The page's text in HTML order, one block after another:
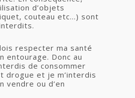
d’objets
couteau etc…) sont
respecter ma santé
entourage. Donc au
de consommer
drogue et je m’interdis
vendre ou d’en